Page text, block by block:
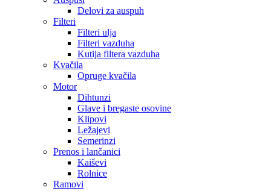
Delovi za auspuh
Filteri
Filteri ulja
Filteri vazduha
Kutija filtera vazduha
Kvačila
Opruge kvačila
Motor
Dihtunzi
Glave i bregaste osovine
Klipovi
Ležajevi
Semerinzi
Prenos i lančanici
Kaiševi
Rolnice
Ramovi